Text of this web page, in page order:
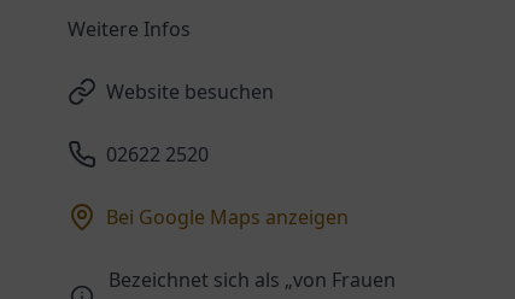
Weitere Infos
Website besuchen
02622 2520
Bei Google Maps anzeigen
Bezeichnet sich als „von Frauen